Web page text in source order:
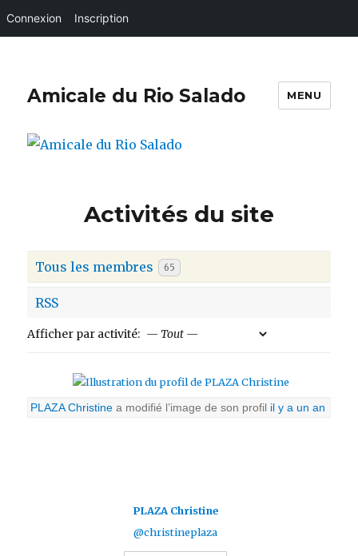
Connexion Inscription
Amicale du Rio Salado MENU
Activités du site
Tous les membres 65
RSS
Afficher par activité:
PLAZA Christine a modifié l’image de son profil il y a un an
PLAZA Christine
@christineplaza